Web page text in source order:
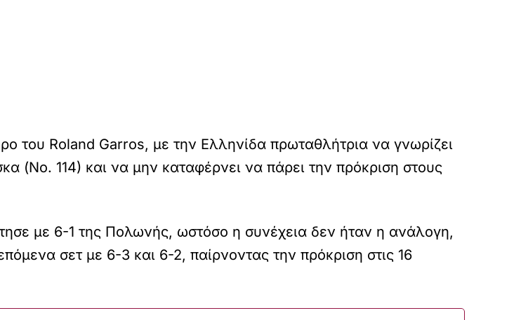
του Roland Garros, με την Ελληνίδα πρωταθλήτρια να γνωρίζει
(Νο. 114) και να μην καταφέρνει να πάρει την πρόκριση στους
με 6-1 της Πολωνής, ωστόσο η συνέχεια δεν ήταν η ανάλογη,
σετ με 6-3 και 6-2, παίρνοντας την πρόκριση στις 16